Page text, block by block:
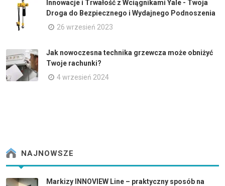
Innowacje i Trwałość z Wciągnikami Yale - Twoja
Droga do Bezpiecznego i Wydajnego Podnoszenia
26 wrzesień 2023
Jak nowoczesna technika grzewcza może obniżyć
Twoje rachunki?
4 wrzesień 2024
NAJNOWSZE
Markizy INNOVIEW Line – praktyczny sposób na